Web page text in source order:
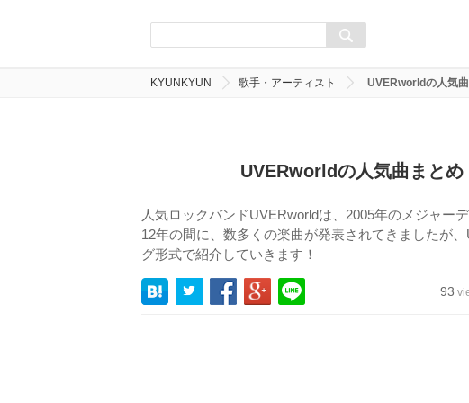
KYUNKYUN 歌手・アーティスト UVERworldの人気
UVERworldの人気曲まとめ
人気ロックバンドUVERworldは、2005年のメジャー
12年の間に、数多くの楽曲が発表されてきましたが
グ形式で紹介していきます！
93